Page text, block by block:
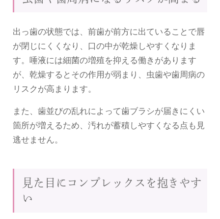
出っ歯の状態では、前歯が前方に出ていることで唇
が閉じにくくなり、口の中が乾燥しやすくなりま
す。唾液には細菌の増殖を抑える働きがあります
が、乾燥するとその作用が弱まり、虫歯や歯周病の
リスクが高まります。
また、歯並びの乱れによって歯ブラシが届きにくい
箇所が増えるため、汚れが蓄積しやすくなる点も見
逃せません。
見た目にコンプレックスを抱きやす
い